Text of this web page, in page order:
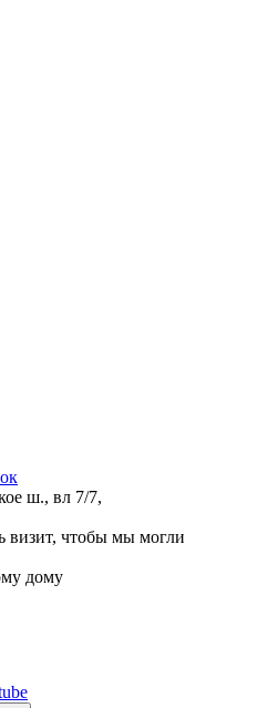
ш., вл 7/7,
визит, чтобы мы могли
дому